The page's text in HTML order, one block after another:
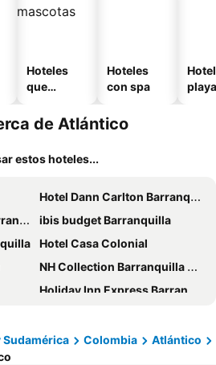
Hoteles
que
mascotas
Hoteles
con spa
playa
de Atlántico
estos hoteles...
Hotel Dann Carlton Barranquilla
ibis budget Barranquilla
Hotel Casa Colonial
NH Collection Barranquilla Smartsuites Royal
Holiday Inn Express Barranquilla Buenavista By Ihg
Hotel Dorado Plaza Alto Prado
Colombia
Atlántico